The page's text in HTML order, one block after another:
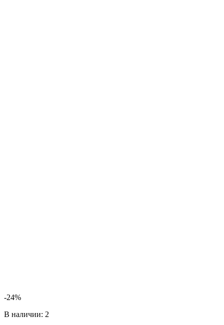
-24%
В наличии: 2